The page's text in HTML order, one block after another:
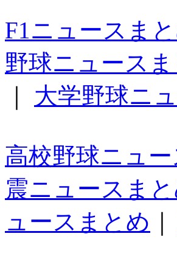
F1ニュースま
野球ニュース
大学野球ニ
高校野球ニュ
震ニュースま
ュースまとめ